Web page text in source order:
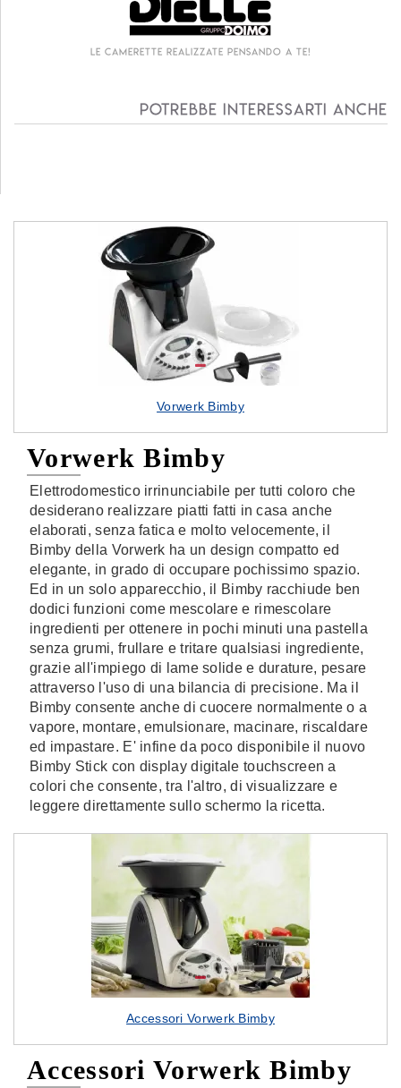
Vorwerk Bimby
Vorwerk Bimby
Elettrodomestico irrinunciabile per tutti coloro che
desiderano realizzare piatti fatti in casa anche
elaborati, senza fatica e molto velocemente, il
Bimby della Vorwerk ha un design compatto ed
elegante, in grado di occupare pochissimo spazio.
Ed in un solo apparecchio, il Bimby racchiude ben
dodici funzioni come mescolare e rimescolare
ingredienti per ottenere in pochi minuti una pastella
senza grumi, frullare e tritare qualsiasi ingrediente,
grazie all'impiego di lame solide e durature, pesare
attraverso l'uso di una bilancia di precisione. Ma il
Bimby consente anche di cuocere normalmente o a
vapore, montare, emulsionare, macinare, riscaldare
ed impastare. E' infine da poco disponibile il nuovo
Bimby Stick con display digitale touchscreen a
colori che consente, tra l'altro, di visualizzare e
leggere direttamente sullo schermo la ricetta.
Accessori Vorwerk Bimby
Accessori Vorwerk Bimby
Le camerette realizzate pensando a te!
Potrebbe interessarti anche